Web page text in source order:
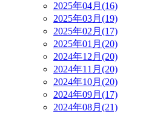
2025年04月(16)
2025年03月(19)
2025年02月(17)
2025年01月(20)
2024年12月(20)
2024年11月(20)
2024年10月(20)
2024年09月(17)
2024年08月(21)